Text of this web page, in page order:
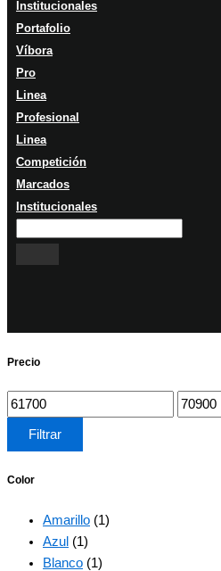
Institucionales
Portafolio
Víbora
Pro
Linea
Profesional
Linea
Competición
Marcados
Institucionales
Precio
Filtrar
Color
Amarillo (1)
Azul (1)
Blanco (1)